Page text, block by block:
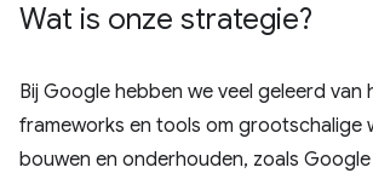
Wat is onze strategie?
Bij Google hebben we veel geleerd van
frameworks en tools om grootschalige
bouwen en onderhouden, zoals